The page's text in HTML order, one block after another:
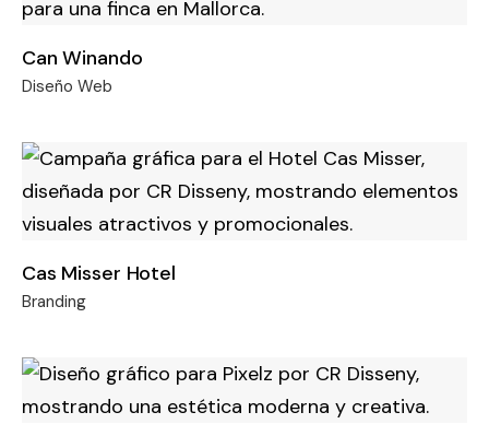
Can Winando
Diseño Web
Cas Misser Hotel
Branding